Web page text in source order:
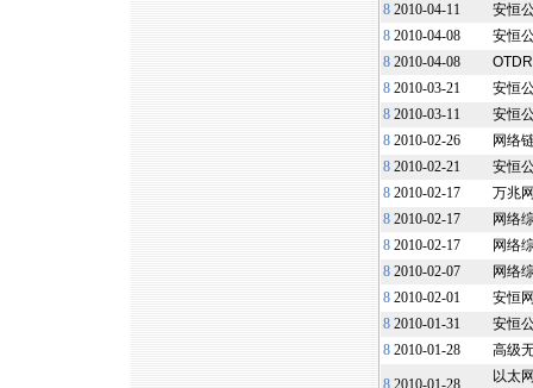
8 2010-04-11
安恒
8 2010-04-08
安恒
8 2010-04-08
8 2010-03-21
安恒
8 2010-03-11
安恒
8 2010-02-26
网络
8 2010-02-21
安恒
8 2010-02-17
万兆
8 2010-02-17
网络
8 2010-02-17
网络
8 2010-02-07
网络
8 2010-02-01
安恒
8 2010-01-31
安恒
8 2010-01-28 高级
8 2010-01-28
以太